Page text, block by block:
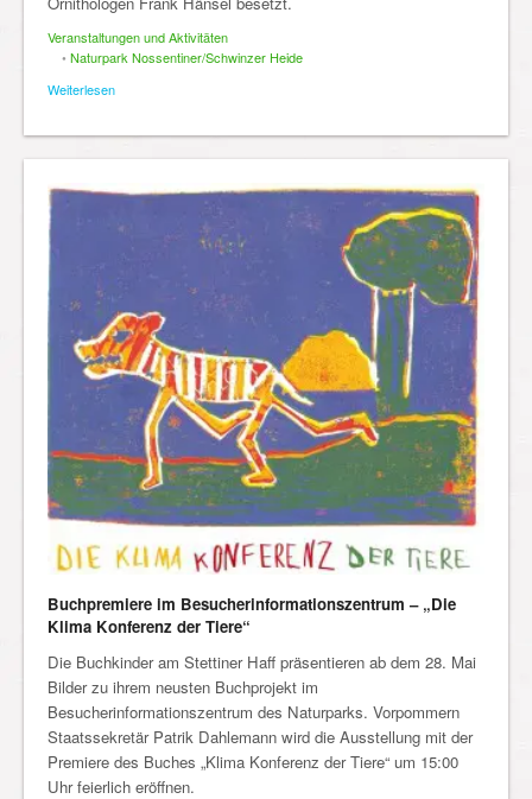
Veranstaltungen und Aktivitäten
• Naturpark Nossentiner/Schwinzer Heide
Weiterlesen
Buchpremiere im Besucherinformationszentrum – „Die
Klima Konferenz der Tiere“
Die Buchkinder am Stettiner Haff präsentieren ab dem 28. Mai
Bilder zu ihrem neusten Buchprojekt im
Besucherinformationszentrum des Naturparks. Vorpommern
Staatssekretär Patrik Dahlemann wird die Ausstellung mit der
Premiere des Buches „Klima Konferenz der Tiere“ um 15:00
Uhr feierlich eröffnen.